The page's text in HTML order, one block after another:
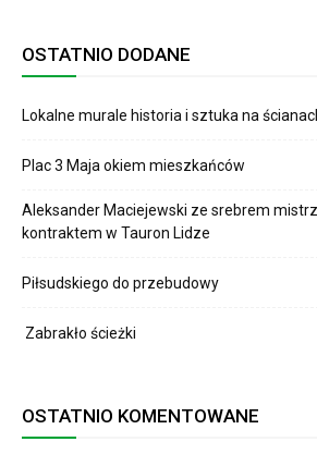
OSTATNIO DODANE
Lokalne murale historia i sztuka na
Plac 3 Maja okiem mieszkańców
Aleksander Maciejewski ze srebrem
kontraktem w Tauron Lidze
Piłsudskiego do przebudowy
Zabrakło ścieżki
OSTATNIO KOMENTOWANE